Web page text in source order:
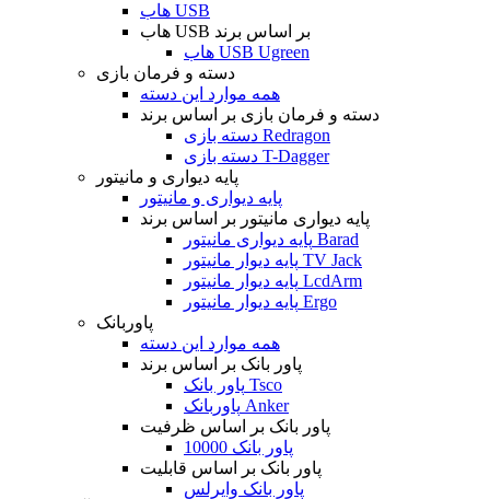
هاب USB
هاب USB بر اساس برند
هاب USB Ugreen
دسته و فرمان بازی
همه موارد این دسته
دسته و فرمان بازی بر اساس برند
دسته بازی Redragon
دسته بازی T-Dagger
پایه دیواری و مانیتور
پایه دیواری و مانیتور
پایه دیواری مانیتور بر اساس برند
پایه دیواری مانیتور Barad
پایه دیوار مانیتور TV Jack
پایه دیوار مانیتور LcdArm
پایه دیوار مانیتور Ergo
پاوربانک
همه موارد این دسته
پاور بانک بر اساس برند
پاور بانک Tsco
پاوربانک Anker
پاور بانک بر اساس ظرفیت
پاور بانک 10000
پاور بانک بر اساس قابلیت
پاور بانک وایرلس